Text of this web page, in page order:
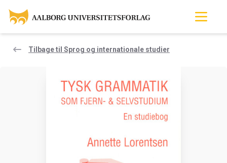
Tilbage til Sprog og internationale studier